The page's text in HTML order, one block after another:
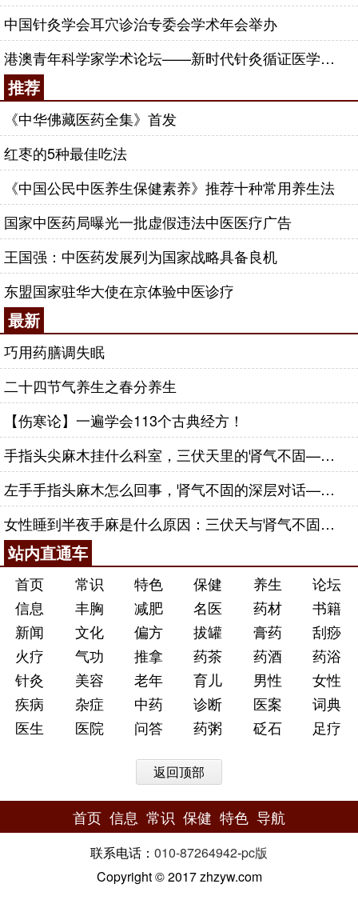
中国针灸学会耳穴诊治专委会学术年会举办
港澳青年科学家学术论坛——新时代针灸循证医学的发展与展望在广东深圳召开
推荐
《中华佛藏医药全集》首发
红枣的5种最佳吃法
《中国公民中医养生保健素养》推荐十种常用养生法
国家中医药局曝光一批虚假违法中医医疗广告
王国强：中医药发展列为国家战略具备良机
东盟国家驻华大使在京体验中医诊疗
最新
巧用药膳调失眠
二十四节气养生之春分养生
【伤寒论】一遍学会113个古典经方！
手指头尖麻木挂什么科室，三伏天里的肾气不固——肾合jjn
左手手指头麻木怎么回事，肾气不固的深层对话——肾合jjn
女性睡到半夜手麻是什么原因：三伏天与肾气不固的深层对话
站内直通车
首页 常识 特色 保健 养生
论坛
信息
丰胸 减肥 名医 药材
书籍
新闻
文化 偏方 拔罐 膏药
刮痧
火疗
气功 推拿 药茶 药酒
药浴
针灸
美容 老年 育儿 男性
女性
疾病
杂症 中药 诊断 医案
词典
医生
医院 问答 药粥 砭石 足疗
返回顶部
首页 信息 常识 保健 特色 导航
联系电话： 010-87264942-pc版
Copyright © 2017 zhzyw.com